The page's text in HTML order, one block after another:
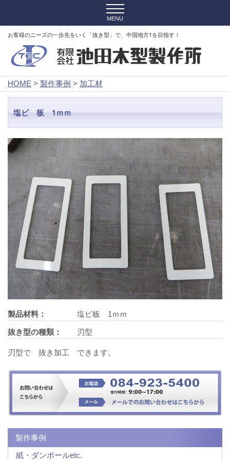
お客様のニーズの一歩先をいく「抜き型」で、中国地方1を目指す！
HOME > 製作事例 > 加工材
塩ビ 板 1ｍｍ
製品材料： 塩ビ板 1ｍｍ
抜き型の種類： 刃型
刃型で 抜き加工 できます。
製作事例
紙・ダンボールetc.